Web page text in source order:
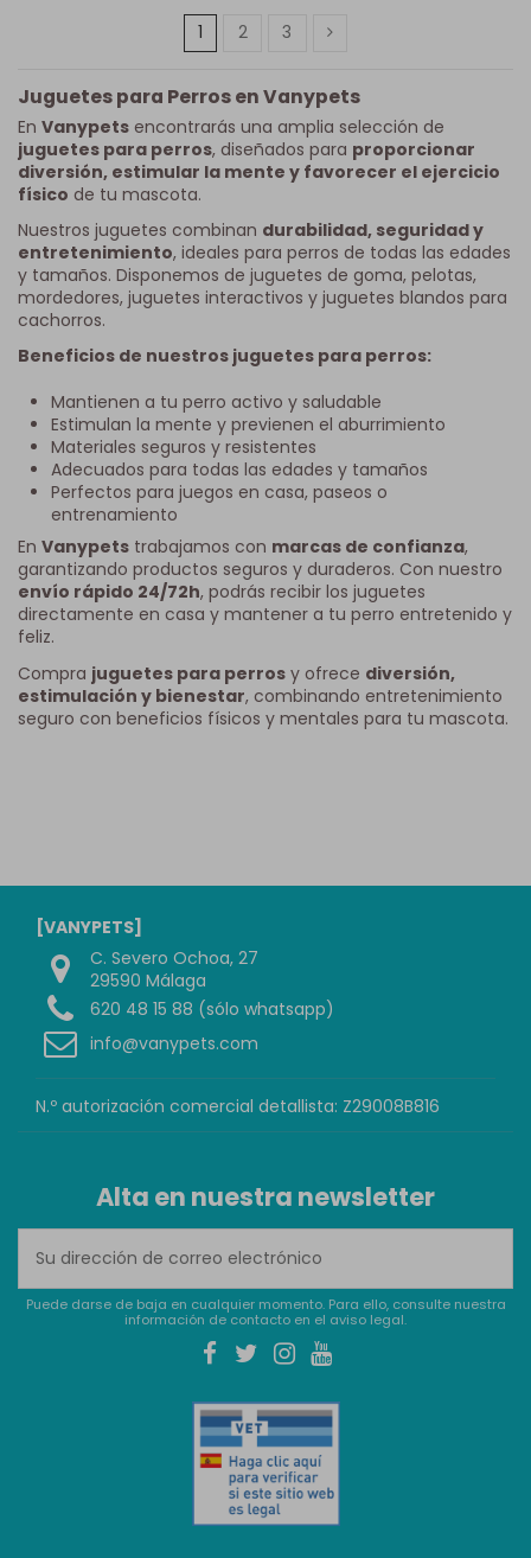
1 2 3
Juguetes para Perros en Vanypets
En Vanypets encontrarás una amplia selección de
juguetes para perros, diseñados para proporcionar
diversión, estimular la mente y favorecer el ejercicio
físico de tu mascota.
Nuestros juguetes combinan durabilidad, seguridad y
entretenimiento, ideales para perros de todas las edades
y tamaños. Disponemos de juguetes de goma, pelotas,
mordedores, juguetes interactivos y juguetes blandos para
cachorros.
Beneficios de nuestros juguetes para perros:
Mantienen a tu perro activo y saludable
Estimulan la mente y previenen el aburrimiento
Materiales seguros y resistentes
Adecuados para todas las edades y tamaños
Perfectos para juegos en casa, paseos o
entrenamiento
En Vanypets trabajamos con marcas de confianza,
garantizando productos seguros y duraderos. Con nuestro
envío rápido 24/72h, podrás recibir los juguetes
directamente en casa y mantener a tu perro entretenido y
feliz.
Compra juguetes para perros y ofrece diversión,
estimulación y bienestar, combinando entretenimiento
seguro con beneficios físicos y mentales para tu mascota.
[VANYPETS]
C. Severo Ochoa, 27
29590 Málaga
620 48 15 88 (sólo whatsapp)
info@vanypets.com
N.º autorización comercial detallista: Z29008B816
Alta en nuestra newsletter
Puede darse de baja en cualquier momento. Para ello, consulte nuestra
información de contacto en el aviso legal.